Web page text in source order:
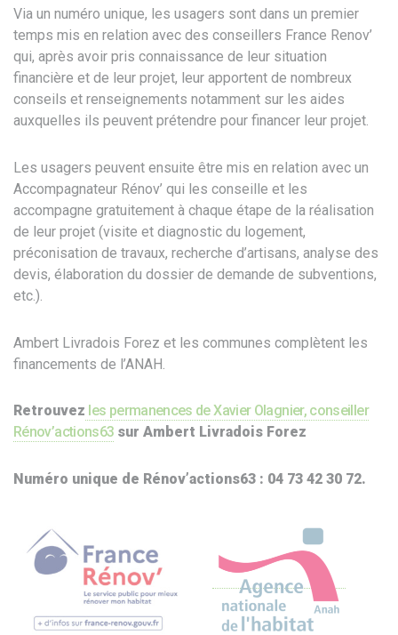
Via un numéro unique, les usagers sont dans un premier
temps mis en relation avec des conseillers France Renov’
qui, après avoir pris connaissance de leur situation
financière et de leur projet, leur apportent de nombreux
conseils et renseignements notamment sur les aides
auxquelles ils peuvent prétendre pour financer leur projet.
Les usagers peuvent ensuite être mis en relation avec un
Accompagnateur Rénov’ qui les conseille et les
accompagne gratuitement à chaque étape de la réalisation
de leur projet (visite et diagnostic du logement,
préconisation de travaux, recherche d’artisans, analyse des
devis, élaboration du dossier de demande de subventions,
etc.).
Ambert Livradois Forez et les communes complètent les
financements de l’ANAH.
Retrouvez les permanences de Xavier Olagnier, conseiller
Rénov’actions63 sur Ambert Livradois Forez
Numéro unique de Rénov’actions63 : 04 73 42 30 72.